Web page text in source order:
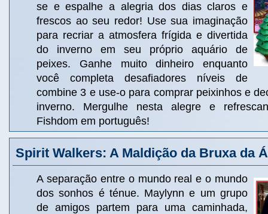
se e espalhe a alegria dos dias claros e
frescos ao seu redor! Use sua imaginação
para recriar a atmosfera frígida e divertida
do inverno em seu próprio aquário de
peixes. Ganhe muito dinheiro enquanto
você completa desafiadores níveis de
combine 3 e use-o para comprar peixinhos e
inverno. Mergulhe nesta alegre e
Fishdom em português!
Spirit Walkers: A Maldição da Bruxa da
A separação entre o mundo real e o mundo
dos sonhos é ténue. Maylynn e um grupo
de amigos partem para uma caminhada,